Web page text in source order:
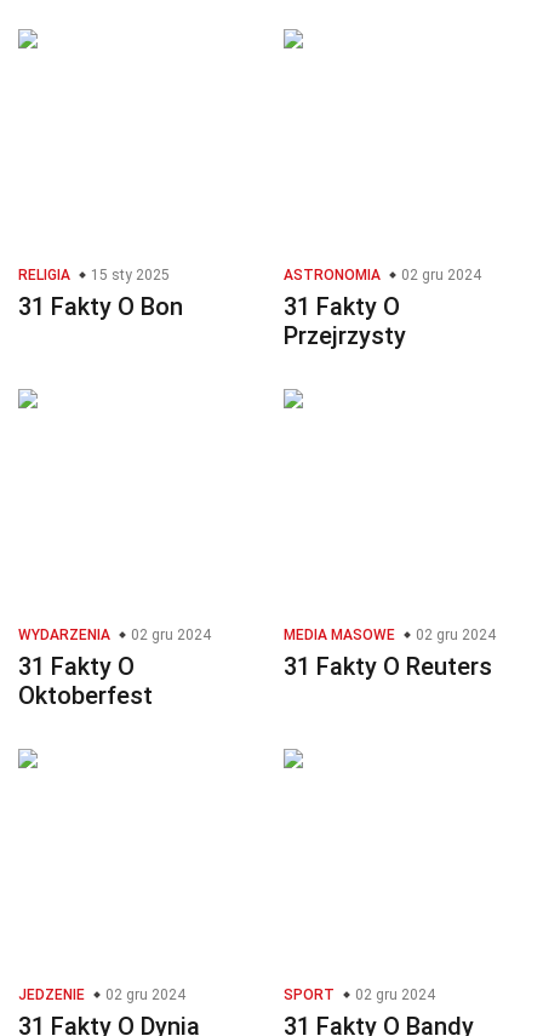
RELIGIA 15 sty 2025
31 Fakty O Bon
ASTRONOMIA 02 gru 2024
31 Fakty O
Przejrzysty
WYDARZENIA 02 gru 2024
31 Fakty O
Oktoberfest
MEDIA MASOWE 02 gru 2024
31 Fakty O Reuters
JEDZENIE 02 gru 2024
31 Fakty O Dynia
SPORT 02 gru 2024
31 Fakty O Bandy